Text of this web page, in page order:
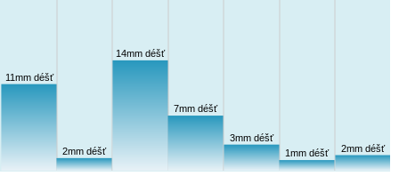
11mm déšť
2mm déšť
14mm déšť
7mm déšť
3mm déšť
1mm déšť 2mm déšť